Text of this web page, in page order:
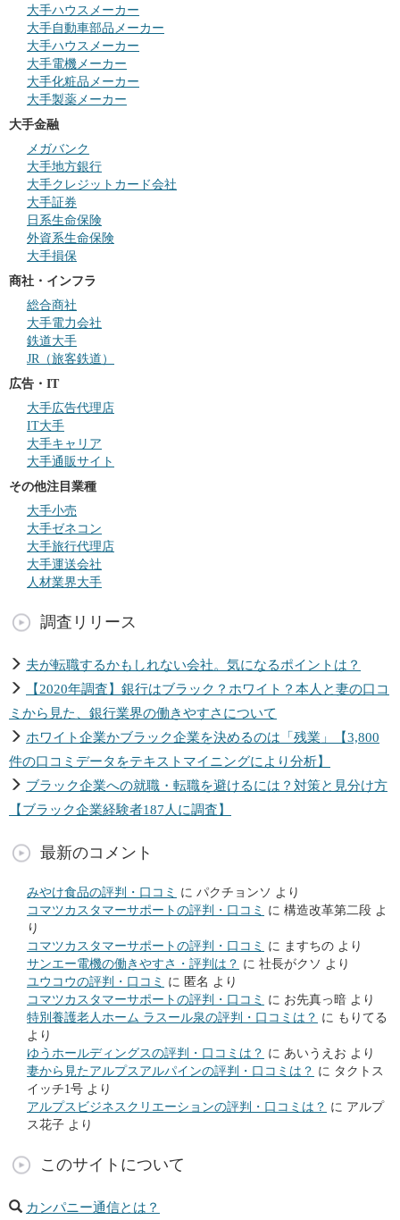
大手ハウスメーカー
大手自動車部品メーカー
大手ハウスメーカー
大手電機メーカー
大手化粧品メーカー
大手製薬メーカー
大手金融
メガバンク
大手地方銀行
大手クレジットカード会社
大手証券
日系生命保険
外資系生命保険
大手損保
商社・インフラ
総合商社
大手電力会社
鉄道大手
JR（旅客鉄道）
広告・IT
大手広告代理店
IT大手
大手キャリア
大手通販サイト
その他注目業種
大手小売
大手ゼネコン
大手旅行代理店
大手運送会社
人材業界大手
調査リリース
夫が転職するかもしれない会社。気になるポイントは？
【2020年調査】銀行はブラック？ホワイト？本人と妻の口コ
ミから見た、銀行業界の働きやすさについて
ホワイト企業かブラック企業を決めるのは「残業」【3,800
件の口コミデータをテキストマイニングにより分析】
ブラック企業への就職・転職を避けるには？対策と見分け方
【ブラック企業経験者187人に調査】
最新のコメント
みやけ食品の評判・口コミ に パクチョンソ より
コマツカスタマーサポートの評判・口コミ に 構造改革第二段 よ
り
コマツカスタマーサポートの評判・口コミ に ますちの より
サンエー電機の働きやすさ・評判は？ に 社長がクソ より
ユウコウの評判・口コミ に 匿名 より
コマツカスタマーサポートの評判・口コミ に お先真っ暗 より
特別養護老人ホーム ラスール泉の評判・口コミは？ に もりてる
より
ゆうホールディングスの評判・口コミは？ に あいうえお より
妻から見たアルプスアルパインの評判・口コミは？ に タクトス
イッチ1号 より
アルプスビジネスクリエーションの評判・口コミは？ に アルプ
ス花子 より
このサイトについて
カンパニー通信とは？